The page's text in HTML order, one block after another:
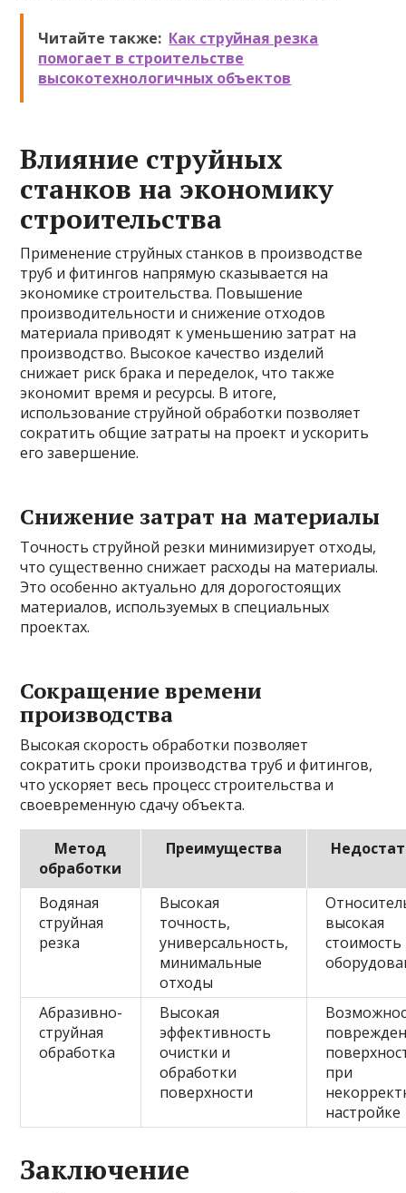
Читайте также: Как струйная резка
помогает в строительстве
высокотехнологичных объектов
Влияние струйных
станков на экономику
строительства
Применение струйных станков в производстве
труб и фитингов напрямую сказывается на
экономике строительства. Повышение
производительности и снижение отходов
материала приводят к уменьшению затрат на
производство. Высокое качество изделий
снижает риск брака и переделок, что также
экономит время и ресурсы. В итоге,
использование струйной обработки позволяет
сократить общие затраты на проект и ускорить
его завершение.
Снижение затрат на материалы
Точность струйной резки минимизирует отходы,
что существенно снижает расходы на материалы.
Это особенно актуально для дорогостоящих
материалов, используемых в специальных
проектах.
Сокращение времени
производства
Высокая скорость обработки позволяет
сократить сроки производства труб и фитингов,
что ускоряет весь процесс строительства и
своевременную сдачу объекта.
Метод
обработки
Преимущества
Водяная
струйная
резка
Высокая
точность,
универсальность,
минимальные
отходы
высокая
стоимость
Абразивно-
струйная
обработка
Высокая
эффективность
очистки и
обработки
поверхности
при
настройке
Заключение